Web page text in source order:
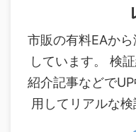
市販の有料EAか
しています。 検
紹介記事などで
用してリアルな検